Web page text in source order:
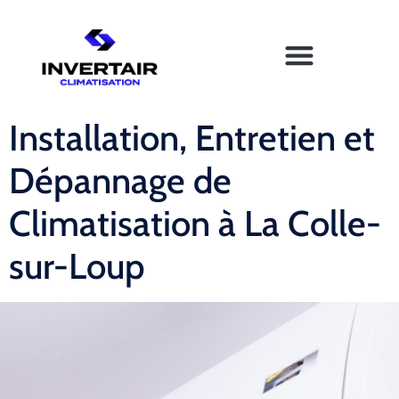
Installation, Entretien et
Dépannage de
Climatisation à La Colle-
sur-Loup